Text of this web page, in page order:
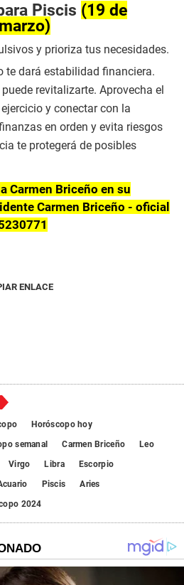
Piscis (19 de
y prioriza tus necesidades.
te dará estabilidad financiera.
revitalizarte. Aprovecha el
y conectar con la
en orden y evita riesgos
te protegerá de posibles
Carmen Briceño en su
Carmen Briceño - oficial
ENLACE
Horóscopo hoy
semanal Carmen Briceño
Leo
Virgo Libra
Escorpio
Piscis
Aries
2024